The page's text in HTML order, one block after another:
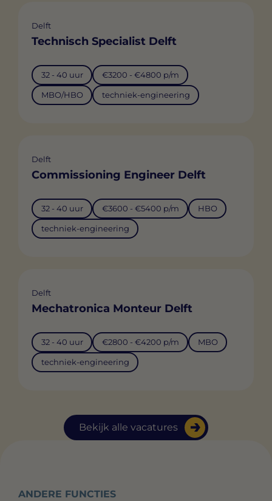
Bekijk alle vacatures
Delft
Technisch Specialist Delft
32 - 40 uur €3200 - €4800 p/m
MBO/HBO techniek-engineering
Delft
Commissioning Engineer Delft
32 - 40 uur €3600 - €5400 p/m HBO
techniek-engineering
Delft
Mechatronica Monteur Delft
32 - 40 uur €2800 - €4200 p/m MBO
techniek-engineering
ANDERE FUNCTIES